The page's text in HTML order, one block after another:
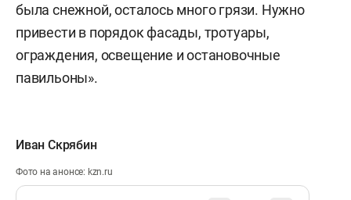
была снежной, осталось много грязи. Нужно
привести в порядок фасады, тротуары,
ограждения, освещение и остановочные
павильоны».
Иван Скрябин
Фото на анонсе: kzn.ru